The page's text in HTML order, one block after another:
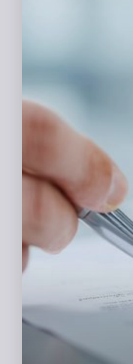
Ich willige
GmbH
Bereichen
und
Meine
werden.